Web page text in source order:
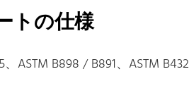
トの仕様
ASTM B898 / B891、ASTM